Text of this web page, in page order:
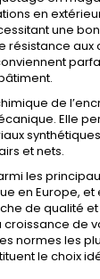
en
une
résistance aux
de
Elle
et nets.
les
en Europe,
de qualité
de
normes les
le choix